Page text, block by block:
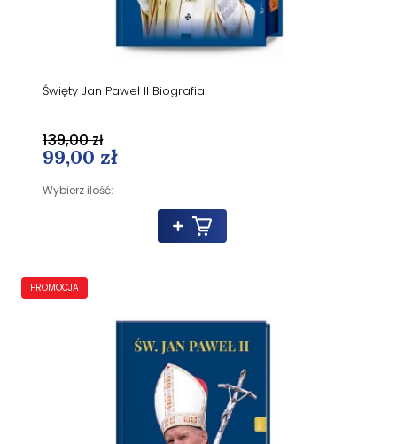
Święty Jan Paweł II Biografia
99,00 zł
Wybierz ilość:
139,00 zł
PROMOCJA